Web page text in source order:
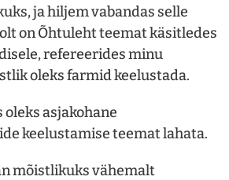
ja hiljem vabandas selle
on Õhtuleht teemat käsitledes
refereerides minu
oleks farmid keelustada.
oleks asjakohane
keelustamise teemat lahata.
mõistlikuks vähemalt